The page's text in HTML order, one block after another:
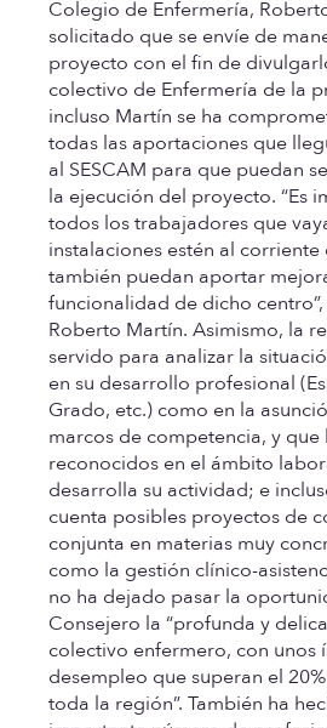
Colegio de Enfermería,
solicitado que se envíe de
proyecto con el fin de
colectivo de Enfermería de la
incluso Martín se ha
todas las aportaciones que
al SESCAM para que puedan
la ejecución del proyecto. “Es
todos los trabajadores que
instalaciones estén al
también puedan aportar
funcionalidad de dicho
Roberto Martín. Asimismo, la
servido para analizar la
en su desarrollo profesional
Grado, etc.) como en la
marcos de competencia, y que
reconocidos en el ámbito
desarrolla su actividad; e
cuenta posibles proyectos de
conjunta en materias muy
como la gestión clínico-
no ha dejado pasar la
Consejero la “profunda y
colectivo enfermero, con unos
desempleo que superan el
toda la región”. También ha